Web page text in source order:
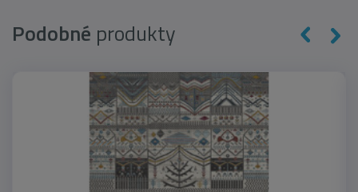
Podobné produkty